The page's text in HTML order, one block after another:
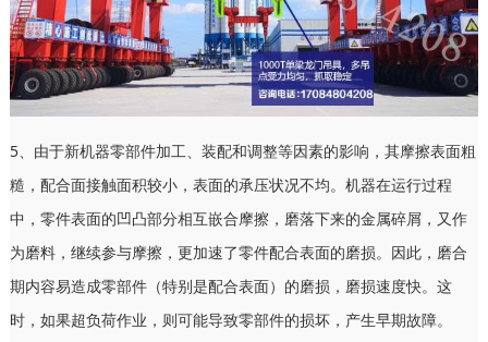
5、由于新机器零部件加工、装配和调整等因素的影响，其摩擦表面粗
糙，配合面接触面积较小，表面的承压状况不均。机器在运行过程
中，零件表面的凹凸部分相互嵌合摩擦，磨落下来的金属碎屑，又作
为磨料，继续参与摩擦，更加速了零件配合表面的磨损。因此，磨合
期内容易造成零部件（特别是配合表面）的磨损，磨损速度快。这
时，如果超负荷作业，则可能导致零部件的损坏，产生早期故障。